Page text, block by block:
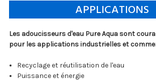
APPLICATIONS
Les adoucisseurs d'eau Pure Aqua sont
pour les applications industrielles et
Recyclage et réutilisation de l'eau
Puissance et énergie